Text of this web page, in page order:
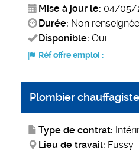
Mise à jour le: 04/05/
Durée: Non renseignée
Disponible: Oui
Réf offre emploi :
Plombier
Type de contrat:
Lieu de travail: Fussy